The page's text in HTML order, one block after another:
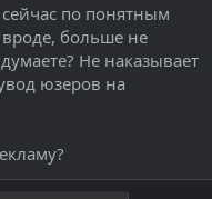
по понятным
больше не
Не наказывает
юзеров на